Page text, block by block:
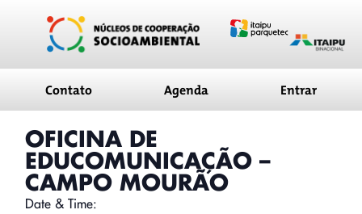
conteúdo
Contato Agenda Entrar
OFICINA DE
EDUCOMUNICAÇÃO –
CAMPO MOURÃO
Date & Time: